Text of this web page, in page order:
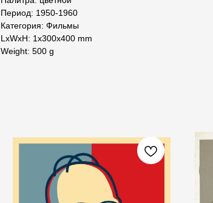
Период: 1950-1960
Категория: Фильмы
LxWxH: 1x300x400 mm
Weight: 500 g